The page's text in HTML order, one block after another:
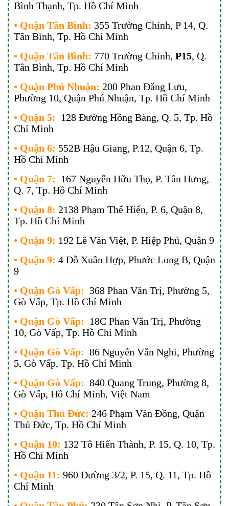
Bình Thạnh, Tp. Hồ Chí Minh
• Quận Tân Bình: 355 Trường Chinh, P 14, Q.
Tân Bình, Tp. Hồ Chí Minh
• Quận Tân Bình: 770 Trường Chinh, P15, Q.
Tân Bình, Tp. Hồ Chí Minh
• Quận Phú Nhuận: 200 Phan Đăng Lưu,
Phường 10, Quận Phú Nhuận, Tp. Hồ Chí Minh
• Quận 5: 128 Đường Hồng Bàng, Q. 5, Tp. Hồ
Chí Minh
• Quận 6: 552B Hậu Giang, P.12, Quận 6, Tp.
Hồ Chí Minh
• Quận 7: 167 Nguyễn Hữu Thọ, P. Tân Hưng,
Q. 7, Tp. Hồ Chí Minh
• Quận 8: 2138 Phạm Thế Hiển, P. 6, Quận 8,
Tp. Hồ Chí Minh
• Quận 9: 192 Lê Văn Việt, P. Hiệp Phú, Quận 9
• Quận 9: 4 Đỗ Xuân Hợp, Phước Long B, Quận
9
• Quận Gò Vấp: 368 Phan Văn Trị, Phường 5,
Gò Vấp, Tp. Hồ Chí Minh
• Quận Gò Vấp: 18C Phan Văn Trị, Phường
10, Gò Vấp, Tp. Hồ Chí Minh
• Quận Gò Vấp: 86 Nguyễn Văn Nghi, Phường
5, Gò Vấp, Tp. Hồ Chí Minh
• Quận Gò Vấp: 840 Quang Trung, Phường 8,
Gò Vấp, Hồ Chí Minh, Việt Nam
• Quận Thủ Đức: 246 Phạm Văn Đồng, Quận
Thủ Đức, Tp. Hồ Chí Minh
• Quận 10: 132 Tô Hiến Thành, P. 15, Q. 10, Tp.
Hồ Chí Minh
• Quận 11: 960 Đường 3/2, P. 15, Q. 11, Tp. Hồ
Chí Minh